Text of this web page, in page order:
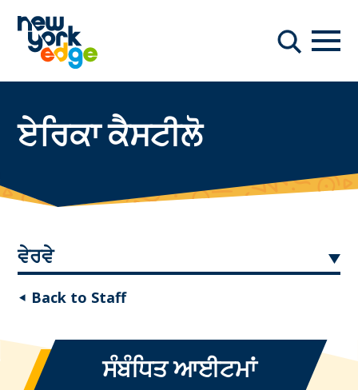
ਖੋਜ
ਏਰਿਕਾ ਕੈਸਟੀਲੋ
ਵੇਰਵੇ
◂ Back to Staff
ਸੰਬੰਧਿਤ ਆਈਟਮਾਂ